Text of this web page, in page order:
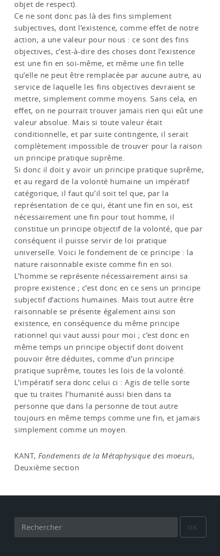
objet de respect).
Ce ne sont donc pas là des fins simplement
subjectives, dont l’existence, comme effet de notre
action, a une valeur pour nous : ce sont des fins
objectives, c’est-à-dire des choses dont l’existence
est une fin en soi-même, et même une fin telle
qu’elle ne peut être remplacée par aucune autre, au
service de laquelle les fins objectives devraient se
mettre, simplement comme moyens. Sans cela, en
effet, on ne pourrait trouver jamais rien qui eût une
valeur absolue. Mais si toute valeur était
conditionnelle, et par suite contingente, il serait
complètement impossible de trouver pour la raison
un principe pratique suprême.
Si donc il doit y avoir un principe pratique suprême,
et au regard de la volonté humaine un impératif
catégorique, il faut qu’il soit tel que, par la
représentation de ce qui, étant une fin en soi, est
nécessairement une fin pour tout homme, il
constitue un principe objectif de la volonté, que par
conséquent il puisse servir de loi pratique
universelle. Voici le fondement de ce principe : la
nature raisonnable existe comme fin en soi.
L’homme se représente nécessairement ainsi sa
propre existence ; c’est donc en ce sens un principe
subjectif d’actions humaines. Mais tout autre être
raisonnable se présente également ainsi son
existence, en conséquence du même principe
rationnel qui vaut aussi pour moi ; c’est donc en
même temps un principe objectif dont doivent
pouvoir être déduites, comme d’un principe
pratique suprême, toutes les lois de la volonté.
L’impératif sera donc celui ci : Agis de telle sorte
que tu traites l’humanité aussi bien dans ta
personne que dans la personne de tout autre
toujours en même temps comme une fin, et jamais
simplement comme un moyen.
KANT, Fondements de la Métaphysique des moeurs,
Deuxième section
OK